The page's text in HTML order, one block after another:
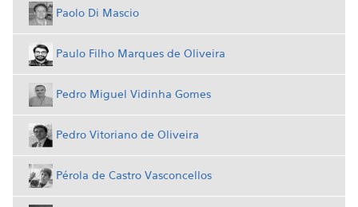
Paolo Di Mascio
Paulo Filho Marques de Oliveira
Pedro Miguel Vidinha Gomes
Pedro Vitoriano de Oliveira
Pérola de Castro Vasconcellos